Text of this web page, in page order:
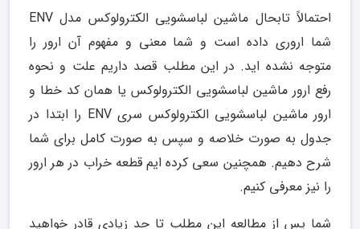
احتمالاً تابحال ماشین لباسشویی الکترولوکس مدل ENV
شما اروری داده است و شما معنی و مفهوم آن ارور را
متوجه نشده اید. در این مطلب قصد داریم علت و نحوه
رفع ارور ماشین لباسشویی الکترولوکس یا همان کد خطا و
ارور ماشین لباسشویی الکترولوکس سری ENV را ابتدا در
جدول به صورت خلاصه و سپس به صورت کامل برای شما
شرح دهیم. همچنین سعی کرده ایم قطعه خراب در هر ارور
را نیز معرفی کنیم.
شما پس از مطالعه این مطلب تا حد زیادی قادر خواهید